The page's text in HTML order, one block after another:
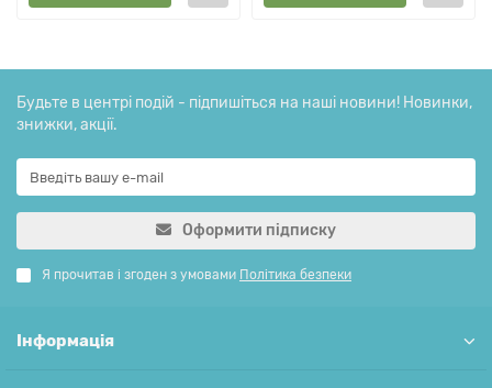
Будьте в центрі подій - підпишіться на наші новини! Новинки,
знижки, акції.
Оформити підписку
Я прочитав і згоден з умовами Політика безпеки
Інформація